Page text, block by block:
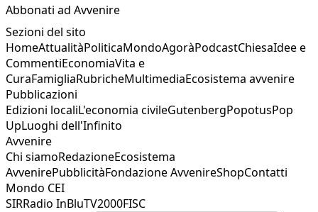
Abbonati ad Avvenire
Sezioni del sito
HomeAttualitàPoliticaMondoAgoràPodcastChiesaIdee e
CommentiEconomiaVita e
CuraFamigliaRubricheMultimediaEcosistema avvenire
Pubblicazioni
Edizioni localiL'economia civileGutenbergPopotusPop
UpLuoghi dell'Infinito
Avvenire
Chi siamoRedazioneEcosistema
AvvenirePubblicitàFondazione AvvenireShopContatti
Mondo CEI
SIRRadio InBluTV2000FISC